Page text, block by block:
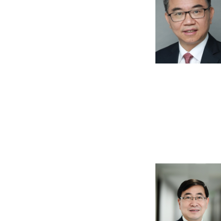
领导了国家临
Metab、Cancer
文。